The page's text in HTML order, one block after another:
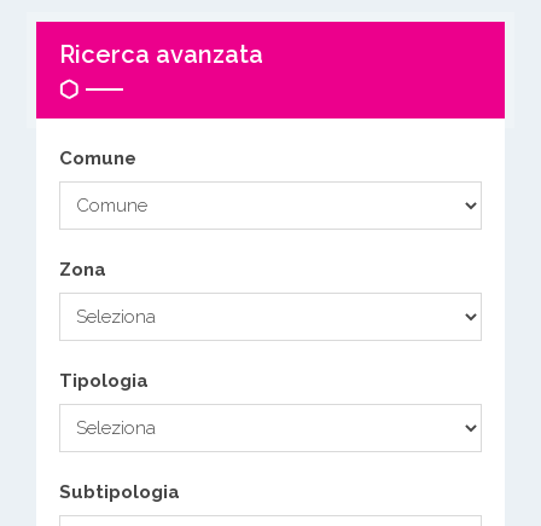
Ricerca avanzata
Comune
Zona
Tipologia
Subtipologia